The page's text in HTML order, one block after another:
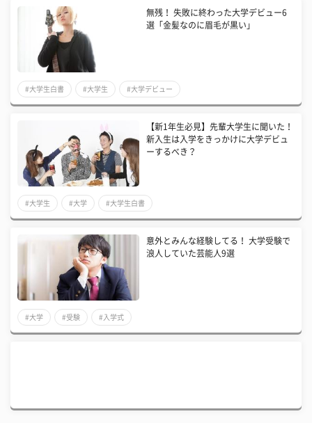
無残！ 失敗に終わった大学デビュー6
選「金髪なのに眉毛が黒い」
#大学生白書 #大学生 #大学デビュー
【新1年生必見】先輩大学生に聞いた！
新入生は入学をきっかけに大学デビュ
ーするべき？
#大学生 #大学 #大学生白書
意外とみんな経験してる！ 大学受験で
浪人していた芸能人9選
#大学 #受験 #入学式